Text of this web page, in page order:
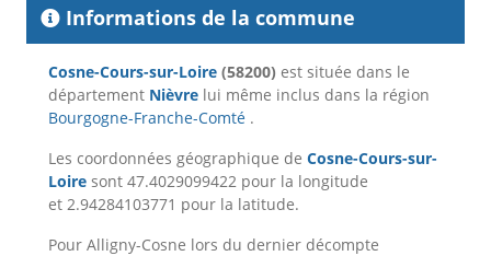
Informations de la commune
Cosne-Cours-sur-Loire (58200) est située dans le
département Nièvre lui même inclus dans la région
Bourgogne-Franche-Comté .
Les coordonnées géographique de Cosne-Cours-sur-
Loire sont 47.4029099422 pour la longitude
et 2.94284103771 pour la latitude.
Pour Alligny-Cosne lors du dernier décompte